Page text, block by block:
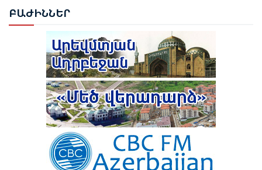
ՆԻԿՈԼ ՓԱՇԻՆՅԱՆԻՆ ՎԱՐՉԱՊԵՏ ՆՇԱՆԱԿԵԼՈՒ
ՄԱՍԻՆ ՀՐԱՄԱՆԱԳԻՐԸ
ԻԼՀԱՄ ԱԼԻԵՎ. ԿԵՆՏՐՈՆԱԿԱՆ ԱՍԻԱՅԻ ԵՐԿՐՆԵՐԻ
ՀԵՏ ՀԱՐԱԲԵՐՈՒԹՅՈՒՆՆԵՐԸ ԱԴՐԲԵՋԱՆԻ
ԱՐՏԱՔԻՆ ՔԱՂԱՔԱԿԱՆՈՒԹՅԱՆ ՀԻՄՆԱԿԱՆ
ԱՌԱՋՆԱՀԵՐԹՈՒԹՅՈՒՆՆԵՐԻՑ ՄԵԿՆ ԵՆ
ԹՈՒՐՔԻԱՅԻ ՀԵՏ ՀԱՏՈՒԿ ԲԱՆԱԳՆԱՑԻ ՀԵՏ
ԿԱՊՎԱԾ ՈՐՈՇՈՒՄ ԴԵՌ ՉԿԱ․ ՓԱՇԻՆՅԱՆ
ԲԱԺԻՆՆԵՐ